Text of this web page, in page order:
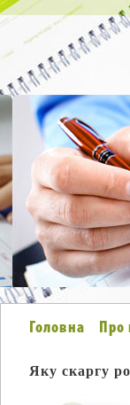
Головна Про
Яку скаргу